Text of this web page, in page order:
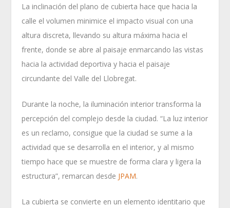
La inclinación del plano de cubierta hace que hacia la
calle el volumen minimice el impacto visual con una
altura discreta, llevando su altura máxima hacia el
frente, donde se abre al paisaje enmarcando las vistas
hacia la actividad deportiva y hacia el paisaje
circundante del Valle del Llobregat.
Durante la noche, la iluminación interior transforma la
percepción del complejo desde la ciudad. “La luz interior
es un reclamo, consigue que la ciudad se sume a la
actividad que se desarrolla en el interior, y al mismo
tiempo hace que se muestre de forma clara y ligera la
estructura”, remarcan desde JPAM.
La cubierta se convierte en un elemento identitario que